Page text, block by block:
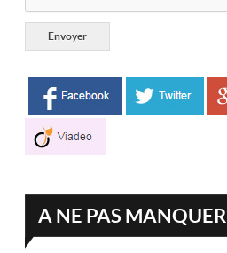
A NE PAS MANQUER